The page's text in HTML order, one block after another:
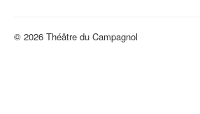
© 2026 Théâtre du Campagnol